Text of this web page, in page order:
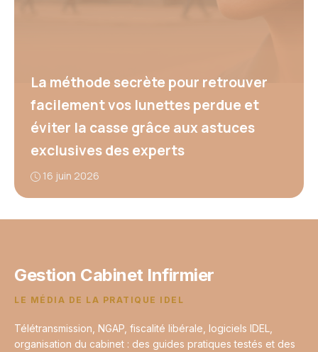
La méthode secrète pour retrouver
facilement vos lunettes perdue et
éviter la casse grâce aux astuces
exclusives des experts
16 juin 2026
Gestion Cabinet Infirmier
LE MÉDIA DE LA PRATIQUE IDEL
Télétransmission, NGAP, fiscalité libérale, logiciels IDEL,
organisation du cabinet : des guides pratiques testés et des